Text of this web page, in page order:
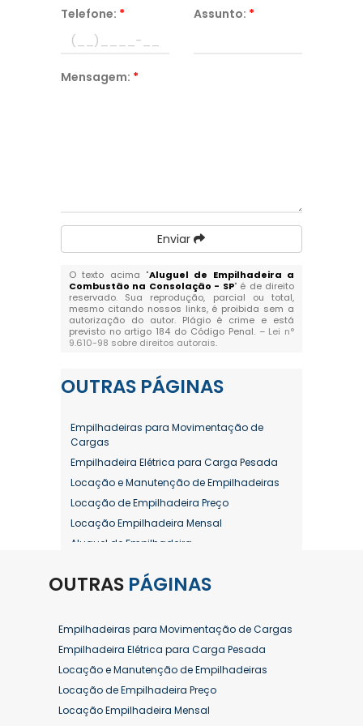
Telefone: * Assunto: *
Mensagem: *
Enviar
O texto acima "Aluguel de Empilhadeira a
Combustão na Consolação - SP" é de direito
reservado. Sua reprodução, parcial ou total,
mesmo citando nossos links, é proibida sem a
autorização do autor. Plágio é crime e está
previsto no artigo 184 do Código Penal. – Lei n°
9.610-98 sobre direitos autorais.
OUTRAS PÁGINAS
Empilhadeiras para Movimentação de
Cargas
Empilhadeira Elétrica para Carga Pesada
Locação e Manutenção de Empilhadeiras
Locação de Empilhadeira Preço
Locação Empilhadeira Mensal
Aluguel de Empilhadeira
Aluguel de Empilhadeira Diária Valor
Aluguel de Empilhadeira Elétrica Preço
Aluguel de Empilhadeira Mensal
Aluguel de Empilhadeira Preço
Aluguel de Empilhadeira Valor
Aluguel de Empilhadeiras Eletricas
OUTRAS PÁGINAS
Empilhadeiras para Movimentação de Cargas
Empilhadeira Elétrica para Carga Pesada
Locação e Manutenção de Empilhadeiras
Locação de Empilhadeira Preço
Locação Empilhadeira Mensal